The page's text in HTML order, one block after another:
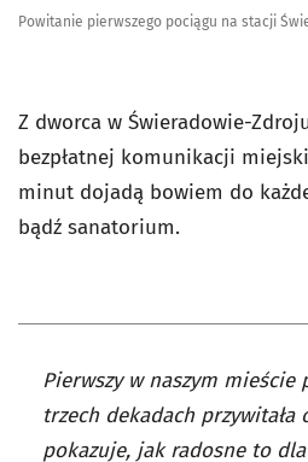
Powitanie pierwszego pociągu na stacji
Z dworca w Świeradowie-
bezpłatnej komunikacji
minut dojadą bowiem do
bądź sanatorium.
Pierwszy w naszym mieście
trzech dekadach przywitała
pokazuje, jak radosne to